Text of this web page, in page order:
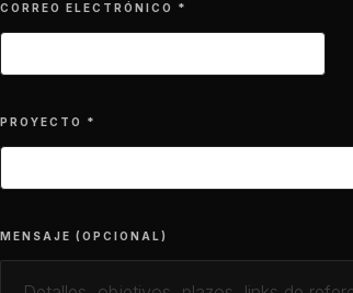
CORREO ELECTRÓNICO *
PROYECTO *
MENSAJE (OPCIONAL)